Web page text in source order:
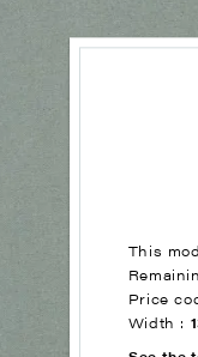
This
Price
Width :